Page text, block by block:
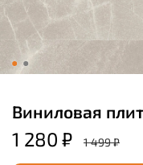
Виниловая
1 280 ₽ 1 499 ₽